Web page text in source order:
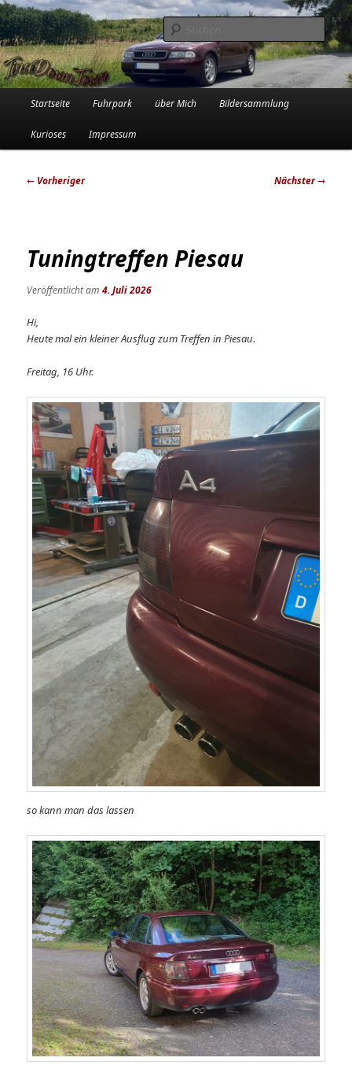
Zum
primären
Inhalt
springenTinadowntown
Die Audi-Schrauberin und ihre Erlebnisse in der Garage
Startseite Fuhrpark über Mich Bildersammlung
Kurioses Impressum
Beitragsnavigation
← Vorheriger Nächster→
Tuningtreffen Piesau
Veröffentlicht am4. Juli 2026
Hi,
Heute mal ein kleiner Ausflug zum Treffen in Piesau.
Freitag, 16 Uhr.
so kann man das lassen